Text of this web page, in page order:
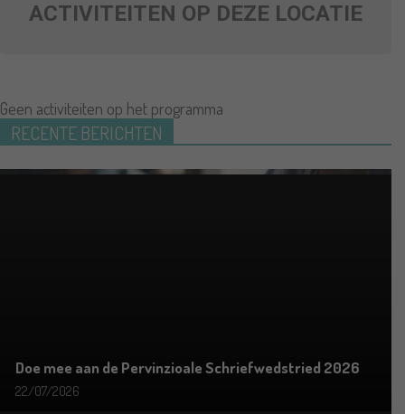
ACTIVITEITEN OP DEZE LOCATIE
Geen activiteiten op het programma
RECENTE BERICHTEN
Doe mee aan de Pervinzioale Schriefwedstried 2026
22/07/2026